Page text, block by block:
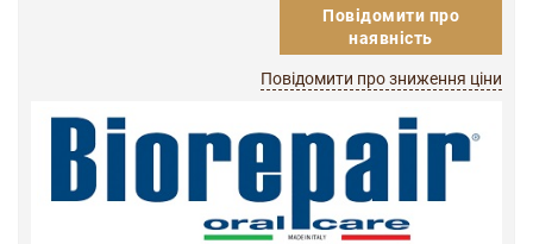
Повідомити про
наявність
Повідомити про зниження ціни